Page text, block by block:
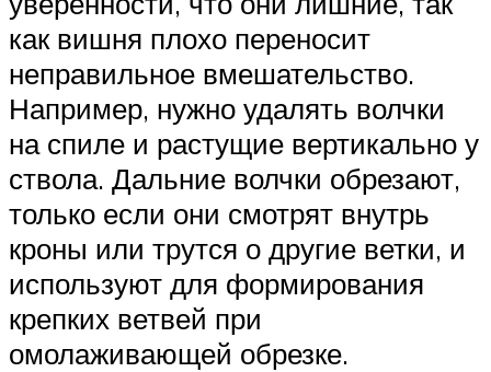
как вишня плохо переносит
неправильное вмешательство.
Например, нужно удалять волчки
на спиле и растущие вертикально у
ствола. Дальние волчки обрезают,
только если они смотрят внутрь
кроны или трутся о другие ветки, и
используют для формирования
крепких ветвей при
омолаживающей обрезке.